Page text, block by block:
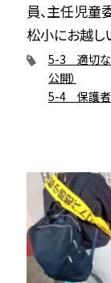
員、主任児童
松小にお越し
5-3 適切な
公開）
5-4 保護者